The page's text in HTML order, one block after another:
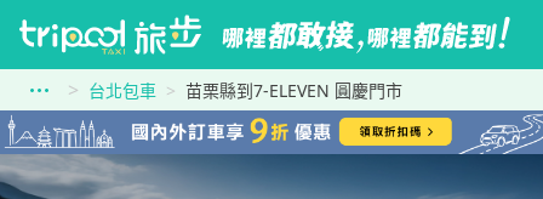
台北包車 苗栗縣到7-ELEVEN 圓慶門市